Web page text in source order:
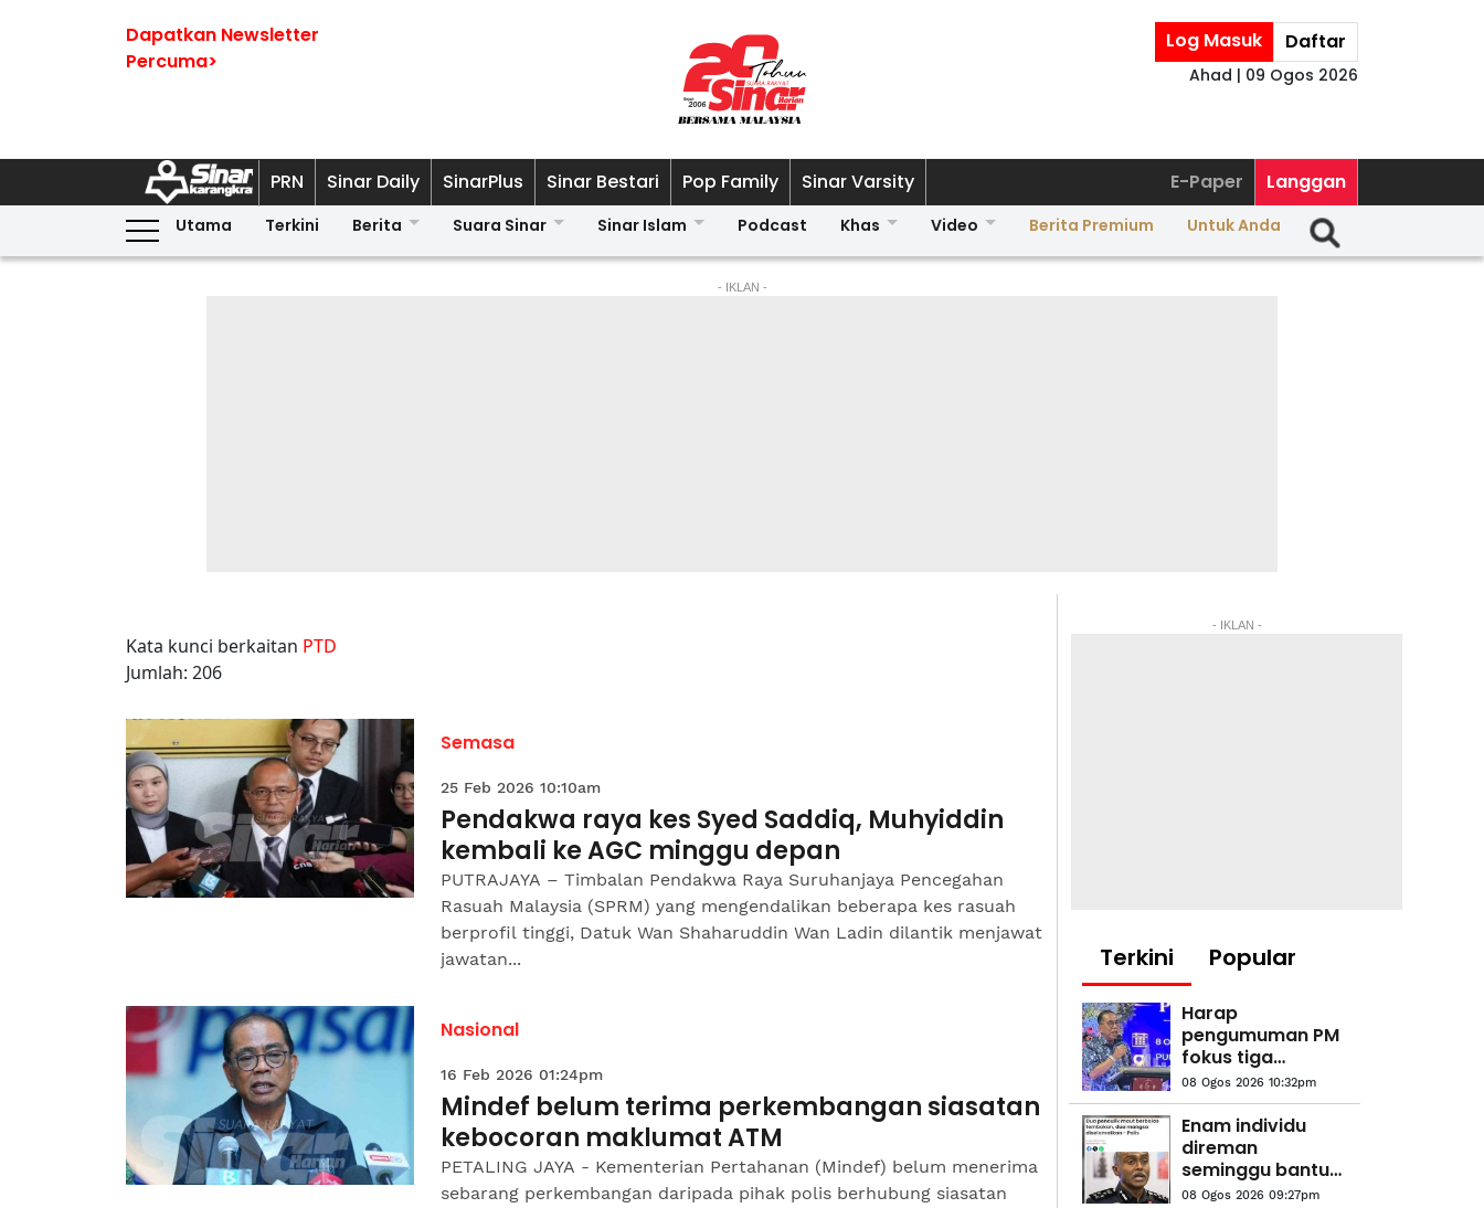
Dapatkan Newsletter
Percuma>
Log Masuk Daftar
Ahad | 09 Ogos 2026
PRN Sinar Daily SinarPlus Sinar Bestari Pop Family Sinar Varsity E-Paper Langgan
Utama Terkini Berita Suara Sinar Sinar Islam Podcast Khas Video Berita Premium Untuk Anda
- IKLAN -
Kata kunci berkaitan PTD
Jumlah: 206
Semasa
25 Feb 2026 10:10am
Pendakwa raya kes Syed Saddiq, Muhyiddin
kembali ke AGC minggu depan
PUTRAJAYA – Timbalan Pendakwa Raya Suruhanjaya Pencegahan
Rasuah Malaysia (SPRM) yang mengendalikan beberapa kes rasuah
berprofil tinggi, Datuk Wan Shaharuddin Wan Ladin dilantik menjawat
jawatan...
Nasional
16 Feb 2026 01:24pm
Mindef belum terima perkembangan siasatan
kebocoran maklumat ATM
PETALING JAYA - Kementerian Pertahanan (Mindef) belum menerima
sebarang perkembangan daripada pihak polis berhubung siasatan
- IKLAN -
Terkini Popular
Harap
pengumuman PM
fokus tiga
komponen utama
melibatkan
struktur ATM -
Menteri
Pertahanan
08 Ogos 2026 10:32pm
Enam individu
direman
seminggu bantu
siasatan kes culik
08 Ogos 2026 09:27pm